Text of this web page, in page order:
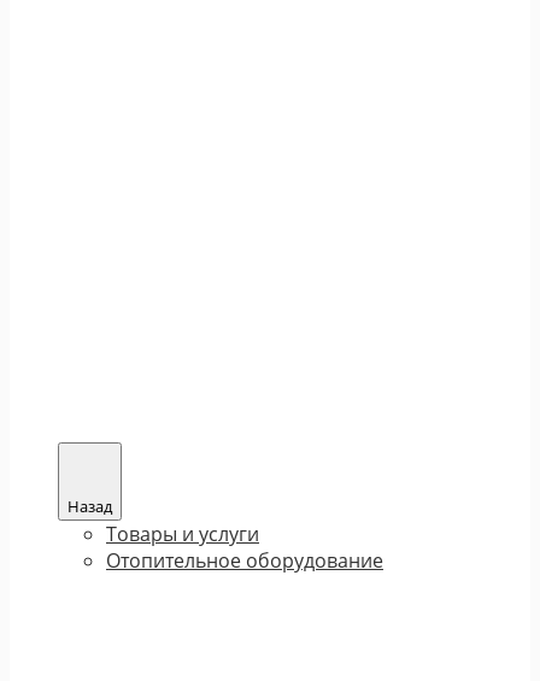
Назад
Товары и услуги
Отопительное оборудование